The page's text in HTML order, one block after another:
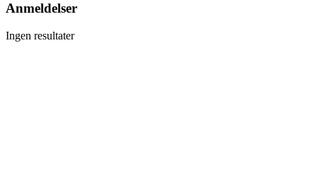
Anmeldelser
Ingen resultater